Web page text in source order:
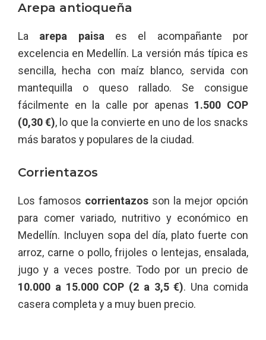
Arepa antioqueña
La arepa paisaes el acompañante por
excelencia en Medellín. La versión más típica es
sencilla, hecha con maíz blanco, servida con
mantequilla o queso rallado. Se consigue
fácilmente en la calle por apenas 1.500 COP
(0,30 €), lo que la convierte en uno de los snacks
más baratos y populares de la ciudad.
Corrientazos
Los famosos corrientazos son la mejor opción
para comer variado, nutritivo y económico en
Medellín. Incluyen sopa del día, plato fuerte con
arroz, carne o pollo, frijoles o lentejas, ensalada,
jugo y a veces postre. Todo por un precio de
10.000 a 15.000 COP (2 a 3,5 €). Una comida
casera completa y a muy buen precio.